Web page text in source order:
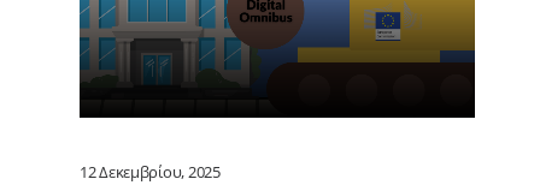
12 Δεκεμβρίου, 2025